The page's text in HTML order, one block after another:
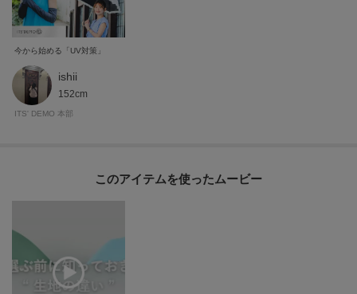
今から始める「UV対策」
ishii
152cm
ITS' DEMO 本部
このアイテムを使ったムービー